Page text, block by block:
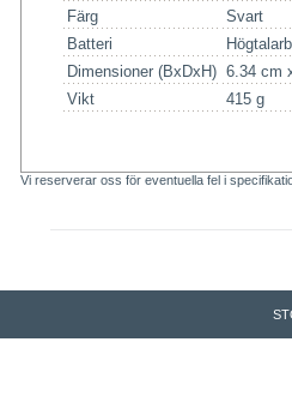
Färg
Svart
Batteri
Dimensioner (BxDxH) 6.34 cm
Vikt
415 g
Vi reserverar oss för eventuella fel i